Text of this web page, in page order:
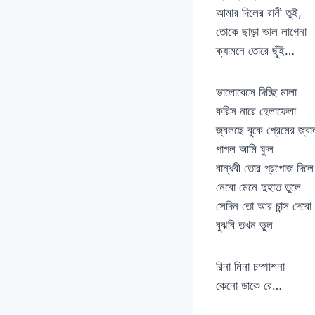
আমার দিলের রানী তুই,
তোকে ছাড়া ভাল লাগেনা
ক্যামনে তোরে ছুঁই…
ভালোবেসে দিচ্ছি মালা
করিস নারে হেলাফেলা
জ্বলছে বুকে প্রেমের
পাগল আমি ফুল
বান্ধবী তোর প্রপোজ দিলে
নেবো মেনে দুহাত তুলে
সেদিন তো আর চান্স দেবো
বুঝবি তখন ভুল
রিনা মিনা চম্পাশনা
কেনো ডাকে রে…